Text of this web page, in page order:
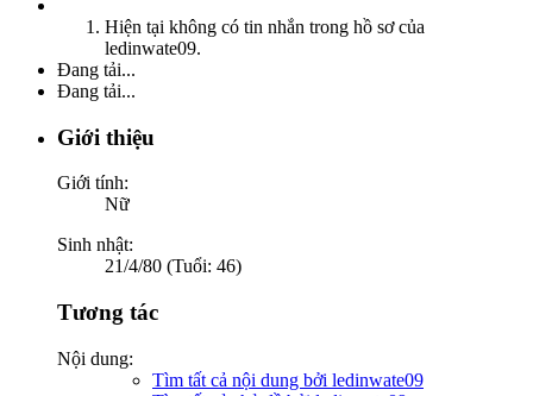
Hiện tại không có tin nhắn trong hồ sơ của
ledinwate09.
Đang tải...
Đang tải...
Giới thiệu
Giới tính:
Nữ
Sinh nhật:
21/4/80 (Tuổi: 46)
Tương tác
Nội dung:
Tìm tất cả nội dung bởi ledinwate09